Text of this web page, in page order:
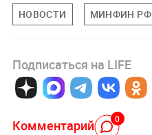
НОВОСТИ МИНФИН РФ
Подписаться на LIFE
Комментарий 0